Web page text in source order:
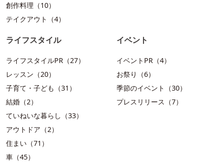
創作料理（10）
テイクアウト（4）
ライフスタイル
ライフスタイルPR（27）
レッスン（20）
子育て・子ども（31）
結婚（2）
ていねいな暮らし（33）
アウトドア（2）
住まい（71）
車（45）
イベント
イベントPR（4）
お祭り（6）
季節のイベント（30）
プレスリリース（7）